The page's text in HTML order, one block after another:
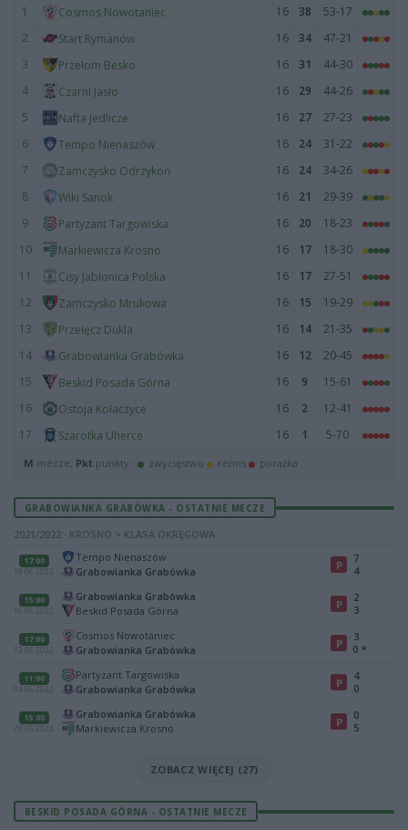
1 Cosmos Nowotaniec 16 38
53-17
2
Start Rymanów 16 34
47-21
3
Przełom Besko 16 31
44-30
4
Czarni Jasło 16 29
44-26
5
Nafta Jedlicze 16 27
27-23
6
Tempo Nienaszów 16 24
31-22
7
Zamczysko Odrzykoń 16 24
34-26
8
Wiki Sanok 16 21
29-39
9
Partyzant Targowiska 16 20
18-23
10
Markiewicza Krosno 16 17
18-30
11
Cisy Jabłonica Polska 16 17
27-51
12
Zamczysko Mrukowa 16 15
19-29
13
Przełęcz Dukla 16 14
21-35
14
Grabowianka Grabówka 16 12
20-45
15
Beskid Posada Górna 16 9
15-61
16
Ostoja Kołaczyce 16 2
12-41
17
Szarotka Uherce 16 1 5-70
M mecze, Pkt punkty · zwycięstwo remis porażka
GRABOWIANKA GRABÓWKA - OSTATNIE MECZE
2021/2022 · KROSNO > KLASA OKRĘGOWA
17:00
19.06.2022
Tempo Nienaszów
Grabowianka Grabówka
P
7
4
15:00
16.06.2022
Grabowianka Grabówka
Beskid Posada Górna
P
2
3
17:00
12.06.2022
Cosmos Nowotaniec
Grabowianka Grabówka
P
3
0 *
11:00
04.06.2022
Partyzant Targowiska
Grabowianka Grabówka
P
4
0
15:00
29.05.2022
Grabowianka Grabówka
Markiewicza Krosno
P
0
5
ZOBACZ WIĘCEJ (27)
BESKID POSADA GÓRNA - OSTATNIE MECZE